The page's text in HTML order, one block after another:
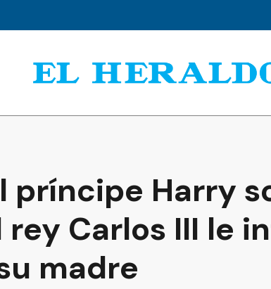
príncipe Harry
Carlos III le
madre